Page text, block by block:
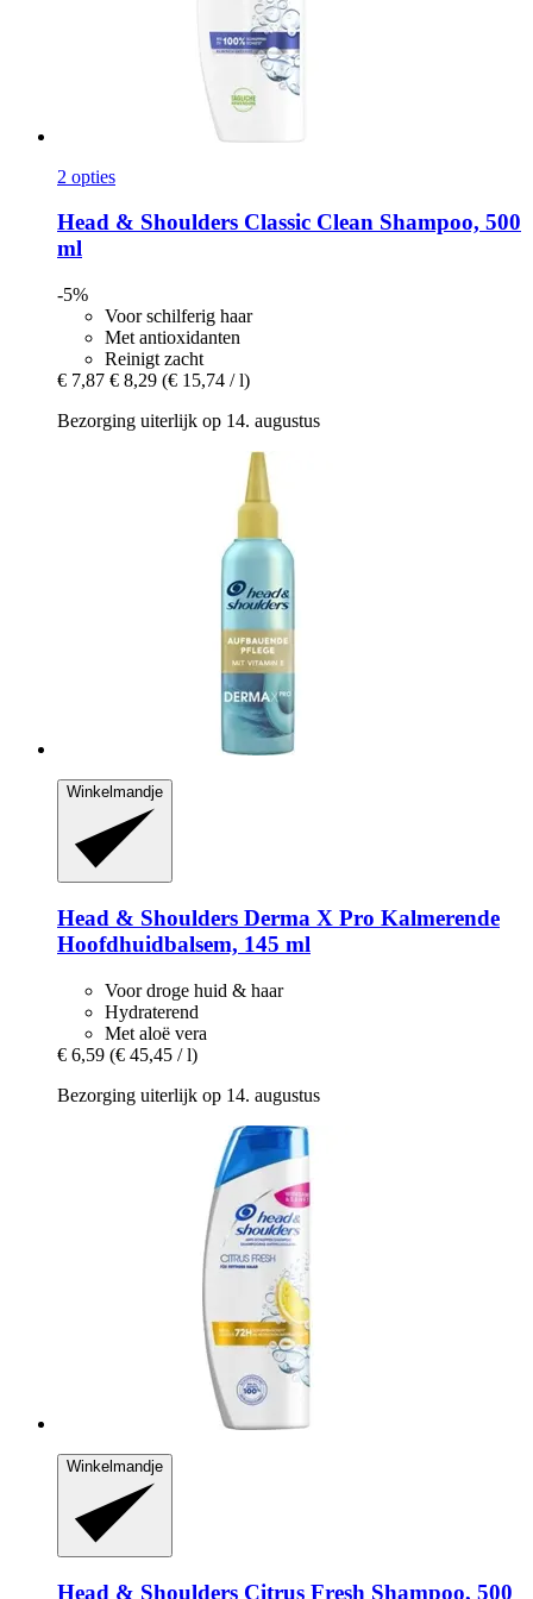
2 opties
Head & Shoulders Classic Clean Shampoo, 500
ml
-5%
Voor schilferig haar
Met antioxidanten
Reinigt zacht
€ 7,87 € 8,29 (€ 15,74 / l)
Bezorging uiterlijk op 14. augustus
Winkelmandje
Head & Shoulders Derma X Pro Kalmerende
Hoofdhuidbalsem, 145 ml
Voor droge huid & haar
Hydraterend
Met aloë vera
€ 6,59 (€ 45,45 / l)
Bezorging uiterlijk op 14. augustus
Winkelmandje
Head & Shoulders Citrus Fresh Shampoo, 500